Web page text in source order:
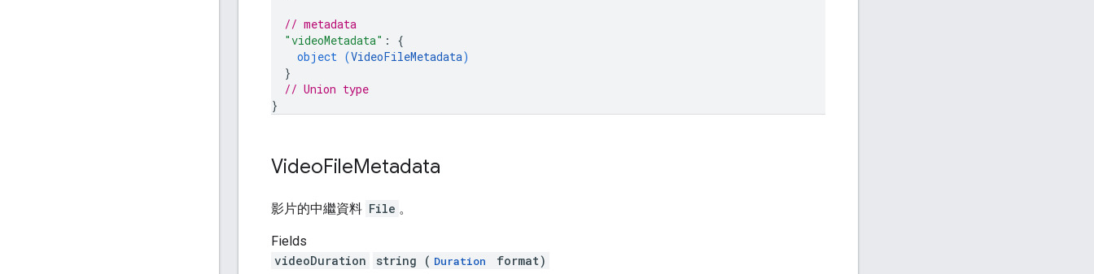
// metadata
"videoMetadata" : {
object (VideoFileMetadata)
}
// Union type
}
VideoFileMetadata
影片的中繼資料 File 。
Fields
videoDuration
string ( Duration format)